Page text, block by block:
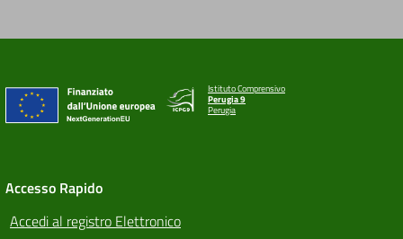
Istituto Comprensivo
Perugia 9
Perugia
Accesso Rapido
Accedi al registro Elettronico